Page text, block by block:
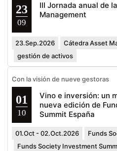
23
09
III Jornada anual de
Management
23.Sep.2026
Cátedra Asset
gestión de activos
Con la visión de nueve gestoras
01
10
Vino e inversión: un
nueva edición de
Summit España
01.Oct - 02.Oct.2026
Funds
Funds Society Investment